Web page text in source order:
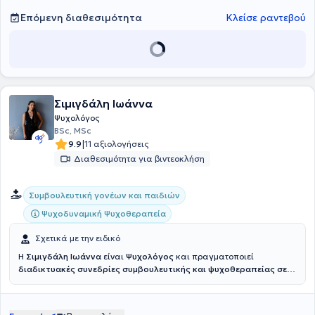
Επόμενη διαθεσιμότητα
Κλείσε ραντεβού
Σιμιγδάλη Ιωάννα
Ψυχολόγος
BSc, MSc
9.9|11 αξιολογήσεις
Διαθεσιμότητα για βιντεοκλήση
Συμβουλευτική γονέων και παιδιών
Ψυχοδυναμική Ψυχοθεραπεία
Σχετικά με την ειδικό
Η Σιμιγδάλη Ιωάννα είναι Ψυχολόγος και πραγματοποιεί
διαδικτυακές συνεδρίες συμβουλευτικής και ψυχοθεραπείας σε
Ιωαννίνων (2022), με άδεια ασκήσεως επαγγέλματος. Είναι